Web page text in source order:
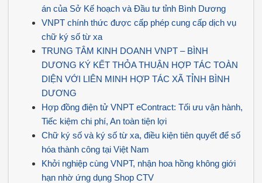
án của Sở Kế hoạch và Đầu tư tỉnh Bình Dương
VNPT chính thức được cấp phép cung cấp dịch vụ
chữ ký số từ xa
TRUNG TÂM KINH DOANH VNPT – BÌNH
DƯƠNG KÝ KẾT THỎA THUẬN HỢP TÁC TOÀN
DIỆN VỚI LIÊN MINH HỢP TÁC XÃ TỈNH BÌNH
DƯƠNG
Hợp đồng điện tử VNPT eContract: Tối ưu vận hành,
Tiếc kiệm chi phí, An toàn tiện lợi
Chữ ký số và ký số từ xa, điều kiện tiên quyết để số
hóa thành công tại Việt Nam
Khởi nghiệp cùng VNPT, nhận hoa hồng không giới
hạn nhờ ứng dụng Shop CTV